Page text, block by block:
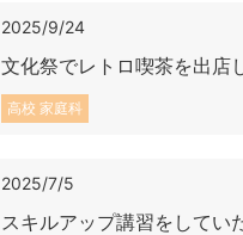
2025/9/24
文化祭でレトロ喫茶を出店
高校 家庭科
2025/7/5
スキルアップ講習をしてい